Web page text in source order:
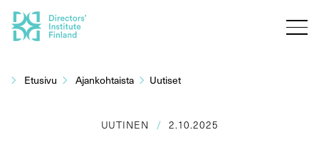
sisältöön
Etusivu Ajankohtaista Uutiset
UUTINEN / 2.10.2025